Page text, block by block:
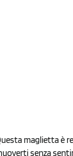
maglietta è
senza